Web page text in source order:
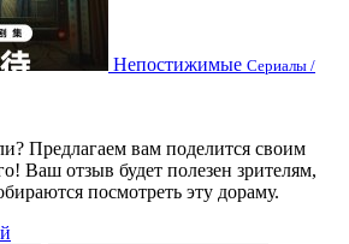
Непостижимые Сериалы /
Предлагаем вам поделится своим
Ваш отзыв будет полезен зрителям,
посмотреть эту дораму.